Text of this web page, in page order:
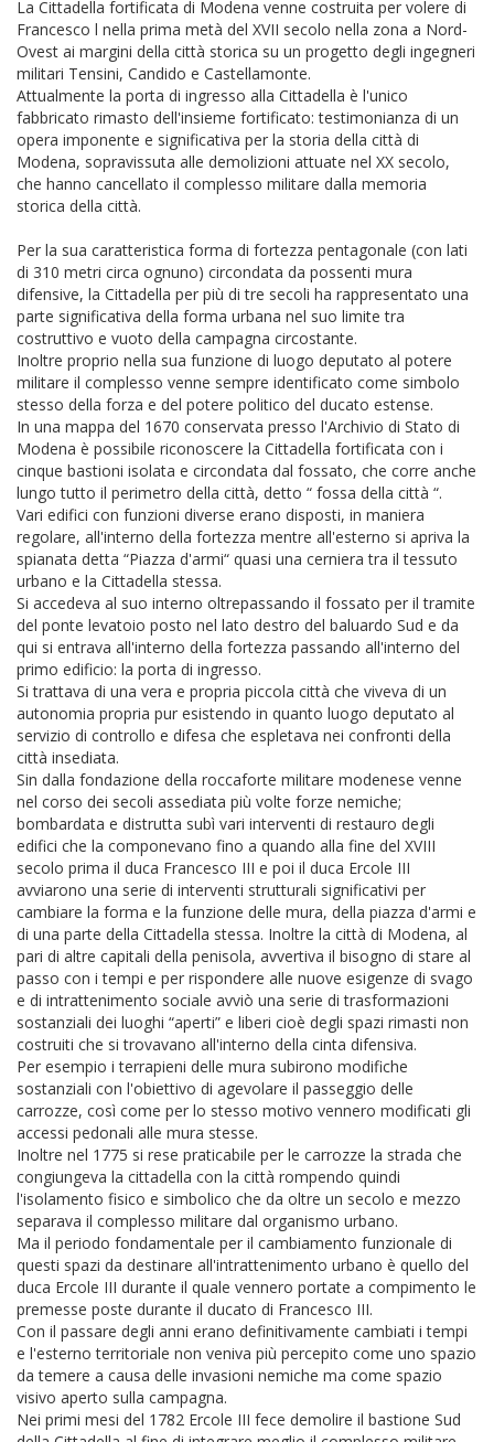
La Cittadella fortificata di Modena venne costruita per volere di
Francesco l nella prima metà del XVII secolo nella zona a Nord-
Ovest ai margini della città storica su un progetto degli ingegneri
militari Tensini, Candido e Castellamonte.
Attualmente la porta di ingresso alla Cittadella è l'unico
fabbricato rimasto dell'insieme fortificato: testimonianza di un
opera imponente e significativa per la storia della città di
Modena, sopravissuta alle demolizioni attuate nel XX secolo,
che hanno cancellato il complesso militare dalla memoria
storica della città.
Per la sua caratteristica forma di fortezza pentagonale (con lati
di 310 metri circa ognuno) circondata da possenti mura
difensive, la Cittadella per più di tre secoli ha rappresentato una
parte significativa della forma urbana nel suo limite tra
costruttivo e vuoto della campagna circostante.
Inoltre proprio nella sua funzione di luogo deputato al potere
militare il complesso venne sempre identificato come simbolo
stesso della forza e del potere politico del ducato estense.
In una mappa del 1670 conservata presso l'Archivio di Stato di
Modena è possibile riconoscere la Cittadella fortificata con i
cinque bastioni isolata e circondata dal fossato, che corre anche
lungo tutto il perimetro della città, detto “ fossa della città “.
Vari edifici con funzioni diverse erano disposti, in maniera
regolare, all'interno della fortezza mentre all'esterno si apriva la
spianata detta “Piazza d'armi“ quasi una cerniera tra il tessuto
urbano e la Cittadella stessa.
Si accedeva al suo interno oltrepassando il fossato per il tramite
del ponte levatoio posto nel lato destro del baluardo Sud e da
qui si entrava all'interno della fortezza passando all'interno del
primo edificio: la porta di ingresso.
Si trattava di una vera e propria piccola città che viveva di un
autonomia propria pur esistendo in quanto luogo deputato al
servizio di controllo e difesa che espletava nei confronti della
città insediata.
Sin dalla fondazione della roccaforte militare modenese venne
nel corso dei secoli assediata più volte forze nemiche;
bombardata e distrutta subì vari interventi di restauro degli
edifici che la componevano fino a quando alla fine del XVIII
secolo prima il duca Francesco III e poi il duca Ercole III
avviarono una serie di interventi strutturali significativi per
cambiare la forma e la funzione delle mura, della piazza d'armi e
di una parte della Cittadella stessa. Inoltre la città di Modena, al
pari di altre capitali della penisola, avvertiva il bisogno di stare al
passo con i tempi e per rispondere alle nuove esigenze di svago
e di intrattenimento sociale avviò una serie di trasformazioni
sostanziali dei luoghi “aperti” e liberi cioè degli spazi rimasti non
costruiti che si trovavano all'interno della cinta difensiva.
Per esempio i terrapieni delle mura subirono modifiche
sostanziali con l'obiettivo di agevolare il passeggio delle
carrozze, così come per lo stesso motivo vennero modificati gli
accessi pedonali alle mura stesse.
Inoltre nel 1775 si rese praticabile per le carrozze la strada che
congiungeva la cittadella con la città rompendo quindi
l'isolamento fisico e simbolico che da oltre un secolo e mezzo
separava il complesso militare dal organismo urbano.
Ma il periodo fondamentale per il cambiamento funzionale di
questi spazi da destinare all'intrattenimento urbano è quello del
duca Ercole III durante il quale vennero portate a compimento le
premesse poste durante il ducato di Francesco III.
Con il passare degli anni erano definitivamente cambiati i tempi
e l'esterno territoriale non veniva più percepito come uno spazio
da temere a causa delle invasioni nemiche ma come spazio
visivo aperto sulla campagna.
Nei primi mesi del 1782 Ercole III fece demolire il bastione Sud